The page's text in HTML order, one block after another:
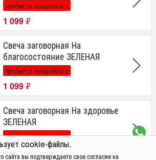
cookie-файлы.
сайта вы подтверждаете свое согласие на
требуется предоплата
1 099 ₽
Свеча заговорная На
благосостояние ЗЕЛЕНАЯ
требуется предоплата
1 099 ₽
Свеча заговорная На здоровье
ЗЕЛЕНАЯ
требуется предоплата
1 099₽